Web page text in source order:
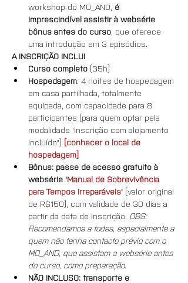
workshop do MO_AND, é
imprescindível assistir à websérie
bônus antes do curso , que oferece
uma introdução em 3 episódios.
A INSCRIÇÃO INCLUI
Curso completo (35h)
Hospedagem: 4 noites de hospedagem
em casa partilhada, totalmente
equipada, com capacidade para 8
participantes (para quem optar pela
modalidade 'inscrição com alojamento
incluído") [conhecer o local de
hospedagem]
Bônus: passe de acesso gratuito à
websérie 'Manual de Sobrevivência
para Tempos Irreparáveis' (valor original
de R$150), com validade de 30 dias a
partir da data de inscrição. OBS:
Recomendamos a todes, especialmente a
quem não tenha contacto prévio com o
MO_AND, que assistam a websérie antes
do curso, como preparação.
NÃO INCLUSO: transporte e